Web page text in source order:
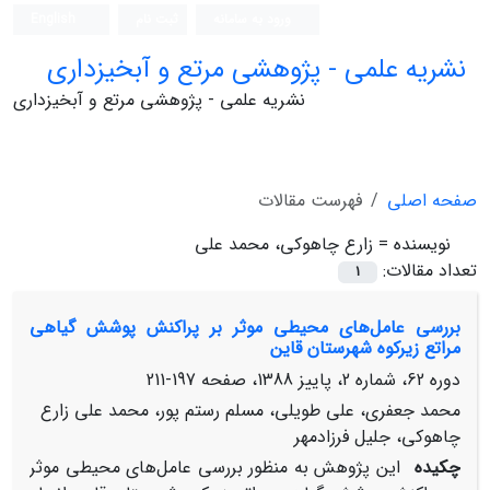
نشریه علمی - پژوهشی مرتع و آبخیزداری
نشریه علمی - پژوهشی مرتع و آبخیزداری
صفحه اصلی
فهرست مقالات
نویسنده = زارع چاهوکی، محمد علی
تعداد مقالات:
1
بررسی عامل‌های محیطی موثر بر پراکنش پوشش گیاهی
مراتع زیرکوه شهرستان قاین
دوره 62، شماره 2، پاییز 1388، صفحه
197-211
محمد جعفری، علی طویلی، مسلم رستم پور، محمد علی زارع
چاهوکی، جلیل فرزادمهر
چکیده این پژوهش به منظور بررسی عامل‌های محیطی موثر